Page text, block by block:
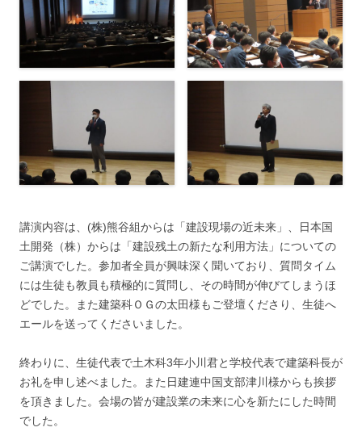
講演内容は、(株)熊谷組からは「建設現場の近未来」、日本国
土開発（株）からは「建設残土の新たな利用方法」についての
ご講演でした。参加者全員が興味深く聞いており、質問タイム
には生徒も教員も積極的に質問し、その時間が伸びてしまうほ
どでした。また建築科ＯＧの太田様もご登壇くださり、生徒へ
エールを送ってくださいました。
終わりに、生徒代表で土木科3年小川君と学校代表で建築科長が
お礼を申し述べました。また日建連中国支部津川様からも挨拶
を頂きました。会場の皆が建設業の未来に心を新たにした時間
でした。